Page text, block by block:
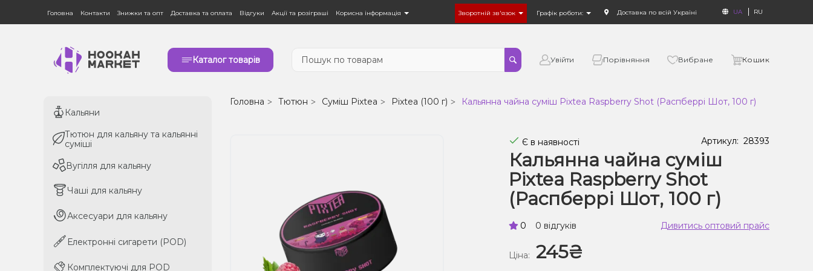
Головна Контакти Знижки та опт Доставка та оплата Відгуки Акції та розіграші Корисна інформація Зворотній зв'язок Графік роботи: Доставка по всій Україні UA RU
Каталог товарів Увійти Порівняння Вибране Кошик
Кальяни
Тютюн для кальяну та кальянні
суміші
Вугілля для кальяну
Чаші для кальяну
Аксесуари для кальяну
Електронні сигарети (POD)
Комплектуючі для POD
Кальяни
Тютюн для кальяну та кальянні
суміші
Вугілля для кальяну
Чаші для кальяну
Аксесуари для кальяну
Електронні сигарети (POD)
Комплектуючі для POD
Головна Тютюн Суміш Pixtea Pixtea (100 г) Кальянна чайна суміш Pixtea Raspberry Shot (Распберрі Шот, 100 г)
Є в наявності Артикул: 28393
Кальянна чайна суміш
Pixtea Raspberry Shot
(Распберрі Шот, 100 г)
0 0 відгуків Дивитись оптовий прайс
Ціна: 245₴